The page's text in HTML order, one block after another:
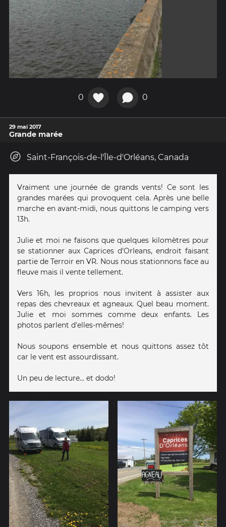
0 0
29 mai 2017
Grande marée
Saint-François-de-l'Île-d'Orléans, Canada
Vraiment une journée de grands vents! Ce sont les
grandes marées qui provoquent cela. Après une belle
marche en avant-midi, nous quittons le camping vers
13h.
Julie et moi ne faisons que quelques kilomètres pour
se stationner aux Caprices d'Orleans, endroit faisant
partie de Terroir en VR. Nous nous stationnons face au
fleuve mais il vente tellement.
Vers 16h, les proprios nous invitent à assister aux
repas des chevreaux et agneaux. Quel beau moment.
Julie et moi sommes comme deux enfants. Les
photos parlent d'elles-mêmes!
Nous soupons ensemble et nous quittons assez tôt
car le vent est assourdissant.
Un peu de lecture... et dodo!